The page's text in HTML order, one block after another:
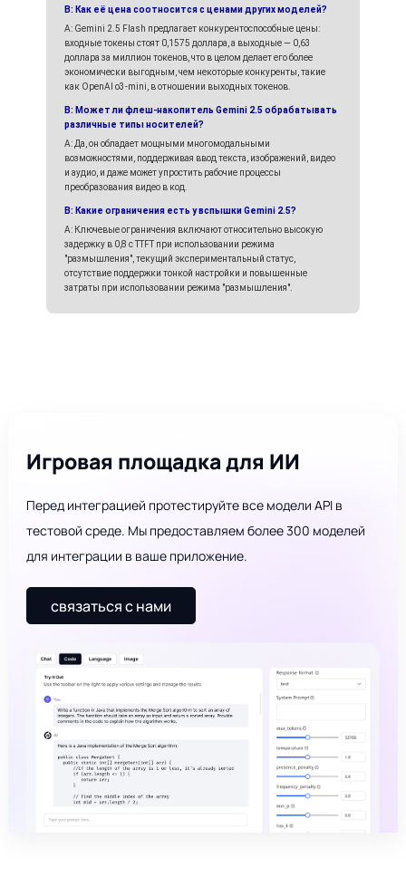
В: Как её цена соотносится с ценами других моделей?
A: Gemini 2.5 Flash предлагает конкурентоспособные цены:
входные токены стоят 0,1575 доллара, а выходные — 0,63
доллара за миллион токенов, что в целом делает его более
экономически выгодным, чем некоторые конкуренты, такие
как OpenAI o3-mini, в отношении выходных токенов.
В: Может ли флеш-накопитель Gemini 2.5 обрабатывать
различные типы носителей?
А: Да, он обладает мощными многомодальными
возможностями, поддерживая ввод текста, изображений, видео
и аудио, и даже может упростить рабочие процессы
преобразования видео в код.
В: Какие ограничения есть у вспышки Gemini 2.5?
A: Ключевые ограничения включают относительно высокую
задержку в 0,8 с TTFT при использовании режима
"размышления", текущий экспериментальный статус,
отсутствие поддержки тонкой настройки и повышенные
затраты при использовании режима "размышления".
Игровая площадка для ИИ
Перед интеграцией протестируйте все модели API в
тестовой среде. Мы предоставляем более 300 моделей
для интеграции в ваше приложение.
связаться с нами